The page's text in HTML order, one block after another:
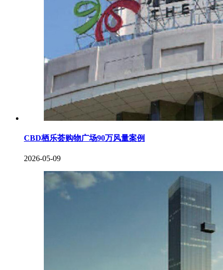
CBD栖乐荟购物广场90万风量案例
2026-05-09